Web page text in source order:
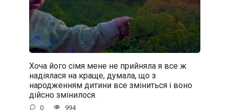
Хоча його сімя мене не прийняла я все ж
надіялася на краще, думала, що з
народженням дитини все зміниться і воно
дійсно змінилося.
0 994